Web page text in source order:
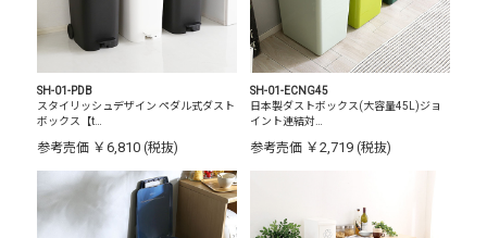
SH-01-PDB
スタイリッシュデザイン ペダル式ダスト
ボックス【t…
参考売価 ￥6,810 (税抜)
SH-01-ECNG45
日本製ダストボックス(大容量45L)ジョ
イント連結対…
参考売価 ￥2,719 (税抜)